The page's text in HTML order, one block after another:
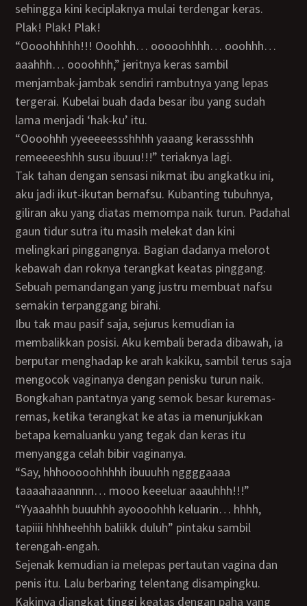
sehingga kini keciplaknya mulai terdengar keras.
Plak! Plak! Plak!
“Oooohhhhh!!! Ooohhh… ooooohhhh… ooohhh…
aaahhh… oooohhh,” jeritnya keras sambil
menjambak-jambak sendiri rambutnya yang lepas
tergerai. Kubelai buah dada besar ibu yang sudah
lama menjadi ‘hak-ku’ itu.
“oooohhh yyeeeeessshhhh yaaang kerassshhh
remeeeeshhh susu ibuuu!!!” teriaknya lagi.
Tak tahan dengan sensasi nikmat ibu angkatku ini,
aku jadi ikut-ikutan bernafsu. Kubanting tubuhnya,
giliran aku yang diatas memompa naik turun. Padahal
gaun tidur sutra itu masih melekat dan kini
melingkari pinggangnya. Bagian dadanya melorot
kebawah dan roknya terangkat keatas pinggang.
Sebuah pemandangan yang justru membuat nafsu
semakin terpanggang birahi.
Ibu tak mau pasif saja, sejurus kemudian ia
membalikkan posisi. Aku kembali berada dibawah, ia
berputar menghadap ke arah kakiku, sambil terus saja
mengocok vaginanya dengan penisku turun naik.
Bongkahan pantatnya yang semok besar kuremas-
remas, ketika terangkat ke atas ia menunjukkan
betapa kemaluanku yang tegak dan keras itu
menyangga celah bibir vaginanya.
“Say, hhhooooohhhhh ibuuuhh nggggaaaa
taaaahaaannnn… mooo keeeluar aaauhhh!!!”
“yyaaahhh buuuhhh ayoooohhh keluarin… hhhh,
tapiiii hhhheehhh baliikk duluh” pintaku sambil
terengah-engah.
Sejenak kemudian ia melepas pertautan vagina dan
penis itu. Lalu berbaring telentang disampingku.
Kakinya diangkat tinggi keatas dengan paha yang